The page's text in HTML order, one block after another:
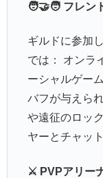
🧑‍🤝‍🧑 フレン
ギルドに参加
では： オンラ
ーシャルゲー
バフが与えら
や遠征のロッ
ヤーとチャッ
⚔️ PVPアリー